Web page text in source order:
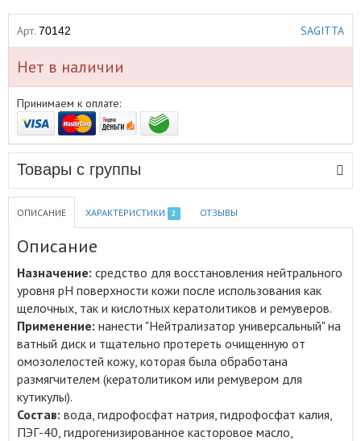
Арт. 70142 SAGITTA
Нет в наличии
Принимаем к оплате:
Товары с группы
ОПИСАНИЕ ХАРАКТЕРИСТИКИ 2 ОТЗЫВЫ
Описание
Назначение: средство для восстановления нейтрального
уровня pH поверхности кожи после использования как
щелочных, так и кислотных кератолитиков и ремуверов.
Применение: нанести "Нейтрализатор универсальный" на
ватный диск и тщательно протереть очищенную от
омозолелостей кожу, которая была обработана
размягчителем (кератолитиком или ремувером для
кутикулы).
Состав: вода, гидрофосфат натрия, гидрофосфат калия,
ПЭГ-40, гидрогенизированное касторовое масло,